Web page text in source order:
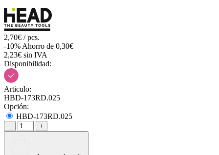
2,70€ / pcs.
-10% Ahorro de 0,30€
2,23€ sin IVA
Disponibilidad:
Articulo:
HBD-173RD.025
Opción:
HBD-173RD.025
− +